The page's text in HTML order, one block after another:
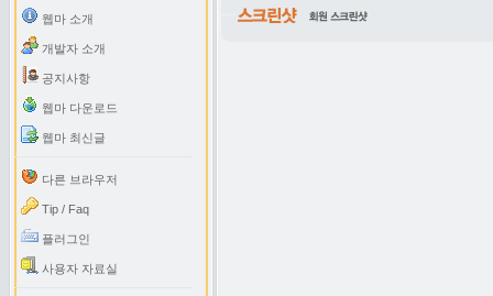
웹마 소개
개발자 소개
공지사항
웹마 다운로드
웹마 최신글
다른 브라우저
Tip / Faq
플러그인
사용자 자료실